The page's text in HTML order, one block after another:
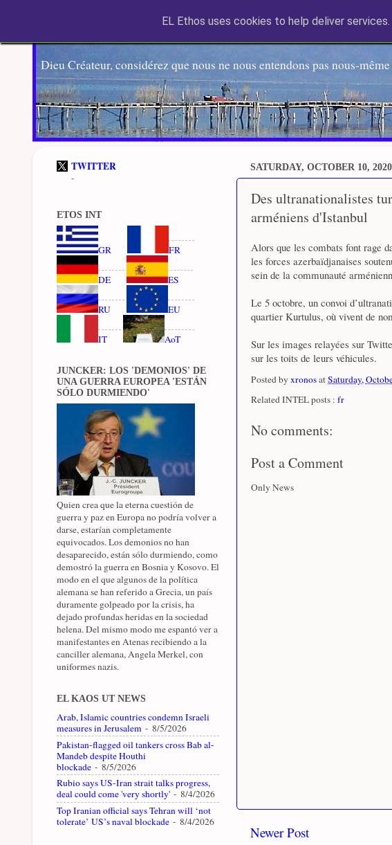
Dieu Créateur, considérez que nous ne nous entendons pas nous-
SATURDAY, OCTOBER 10, 2020
Des ultranationalistes
arméniens d'Istanbul
Alors que les combats font rage
les forces azerbaïdjanaises
sein de la communauté
Le 5 octobre, un convoi
quartier Kurtulus, où vivent de
Sur les images relayées sur
sur les toits de leurs véhicules.
Posted by xronosatSaturday,
Related INTEL posts : fr
No comments:
Post a Comment
Only News
Newer Post
TWITTER
-
ETOS INT
GR FR
DE ES
RU EU
IT AoT
JUNCKER: LOS 'DEMONIOS' DE
UNA GUERRA EUROPEA 'ESTÁN
SÓLO DURMIENDO'
Quien crea que la eterna cuestión de
guerra y paz en Europa no podría volver a
darse, estarían completamente
equivocados. Los demonios no han
desaparecido, están sólo durmiendo, como
demostró la guerra en Bosnia y Kosovo. El
modo en el que algunos de la política
alemana se han referido a Grecia, un país
duramente golpeado por la crisis, ha
dejado profundas heridas en la sociedad
helena. Del mismo modo me espantó ver a
manifestantes en Atenas recibiendo a la
canciller alemana, Angela Merkel, con
uniformes nazis.
EL KAOS UT NEWS
Arab, Islamic countries condemn Israeli
measures in Jerusalem - 8/5/2026
Pakistan-flagged oil tankers cross Bab al-
Mandeb despite Houthi
blockade - 8/5/2026
Rubio says US-Iran strait talks progress,
deal could come 'very shortly' - 8/4/2026
Top Iranian official says Tehran will ‘not
tolerate’ US’s naval blockade - 8/4/2026
EL Ethos uses cookies to help deliver